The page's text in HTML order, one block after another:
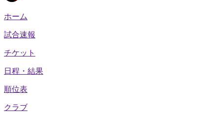
ホーム
試合速報
チケット
日程・結果
順位表
クラブ